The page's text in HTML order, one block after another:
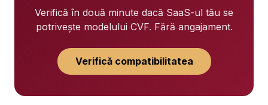
Verifică în două minute dacă SaaS-ul tău se
potrivește modelului CVF. Fără angajament.
Verifică compatibilitatea